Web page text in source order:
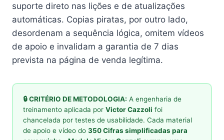
suporte direto nas lições e de atualizações
automáticas. Copi­as piratas, por outro lado,
desordenam a sequência lógica, omitem vídeos
de apoio e invalidam a garantia de 7 dias
prevista na página de venda legítima.
🔒 CRITÉRIO DE METODOLOGIA: A engenharia de
treinamento aplicada por Victor Cazzoli foi
chancelada por testes de usabilidade. Cada material
de apoio e vídeo do 350 Cifras simplificadas para